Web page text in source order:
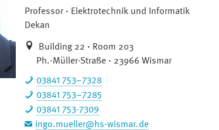
Professor
Elektrotechnik und Informatik
Dekan
Building 22 · Room 203
Ph.-Müller-Straße · 23966 Wismar
03841 753–7328
03841 753–7285
03841 753-7309
ingo.mueller@hs-wismar.de